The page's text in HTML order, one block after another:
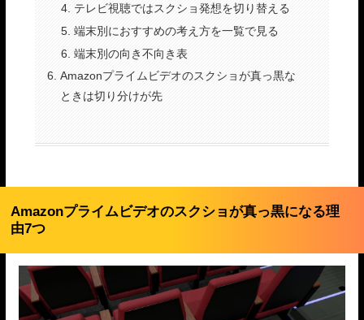
テレビ視聴ではスクショ発想を切り替える
端末別におすすめの考え方を一覧で見る
端末別の向き不向き表
Amazonプライムビデオのスクショが真っ黒な
ときは切り分けが先
Amazonプライムビデオのスクショが真っ黒になる理
由7つ